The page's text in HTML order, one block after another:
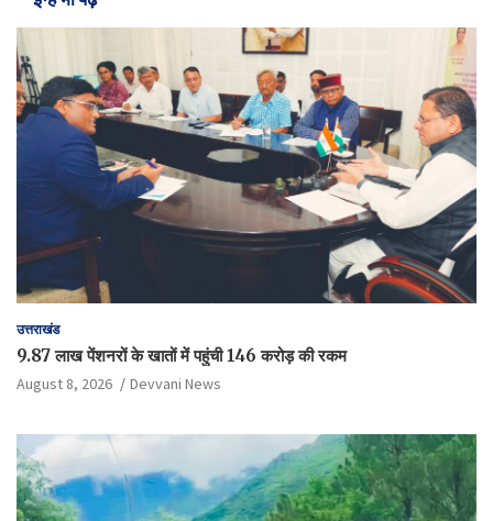
उत्तराखंड
9.87 लाख पेंशनरों के खातों में पहुंची 146 करोड़ की रकम
August 8, 2026 Devvani News